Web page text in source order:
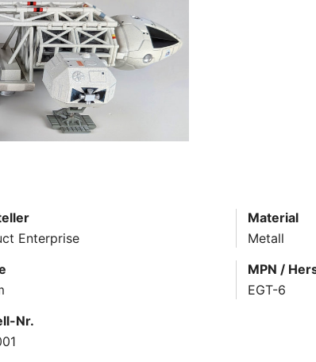
Enterprise
Material
Metall
MPN /
EGT-6
Nr.